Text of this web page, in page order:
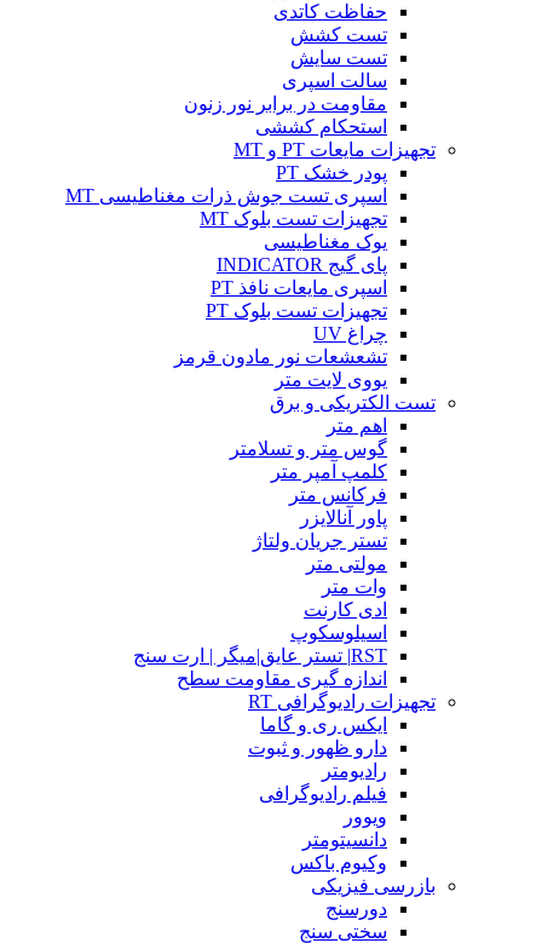
حفاظت کاتدی
تست کشش
تست سایش
سالت اسپری
مقاومت در برابر نور زنون
استحکام کششی
تجهیزات مایعات PT و MT
پودر خشک PT
اسپری تست جوش ذرات مغناطیسی MT
تجهیزات تست بلوک MT
یوک مغناطیسی
پای گیج INDICATOR
اسپری مایعات نافذ PT
تجهیزات تست بلوک PT
چراغ UV
تشعشعات نور مادون قرمز
یووی لایت متر
تست الکتریکی و برق
اهم متر
گوس متر و تسلامتر
کلمپ آمپر متر
فرکانس متر
پاور آنالایزر
تستر جریان ولتاژ
مولتی متر
وات متر
ادی کارنت
اسیلوسکوپ
RST| تستر عایق|میگر | ارت سنج
اندازه گیری مقاومت سطح
تجهیزات رادیوگرافی RT
ایکس ری و گاما
دارو ظهور و ثبوت
رادیومتر
فیلم رادیوگرافی
ویوور
دانسیتومتر
وکیوم باکس
بازرسی فیزیکی
دورسنج
سختی سنج